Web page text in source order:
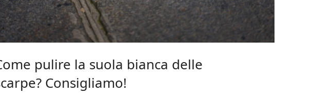
pulire la suola bianca delle
Consigliamo!